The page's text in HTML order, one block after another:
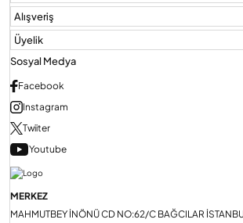
Alışveriş
Üyelik
Sosyal Medya
Facebook
Instagram
Twiiter
Youtube
MERKEZ
MAHMUTBEY İNÖNÜ CD NO:62/C BAĞCILAR